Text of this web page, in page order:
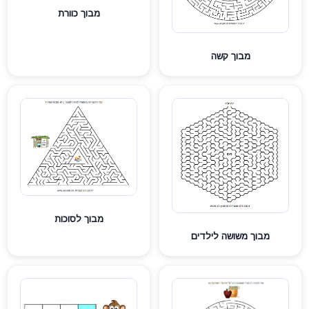
מבוך קשה
מבוך כוורת
מבוך משושה לילדים
מבוך לסוכות